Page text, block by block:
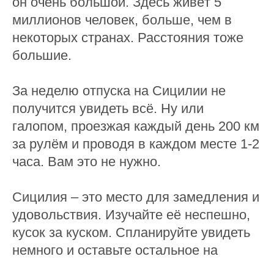
миллионов человек, больше, чем в
некоторых странах. Расстояния тоже
большие.
За неделю отпуска на Сицилии не
получится увидеть всё. Ну или
галопом, проезжая каждый день 200 км
за рулём и проводя в каждом месте 1-2
часа. Вам это не нужно.
Сицилия – это место для замедления и
удовольствия. Изучайте её неспешно,
кусок за куском. Спланируйте увидеть
немного и оставьте остальное на